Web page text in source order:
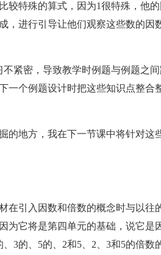
较特殊的算式，因为1很特殊，他
，进行引导让他们观察这些数的因
紧密，导致教学时例题与例题之间
一个例题设计时把这些知识点整合
地方，我在下一节课中将针对这
引入因数和倍数的概念时与以往
为它将是第四单元的基础，说它是
3的、5的、2和5、2、3和5的倍数